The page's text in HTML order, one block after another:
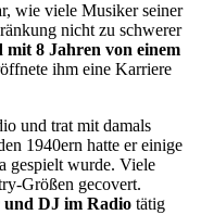
wie viele Musiker seiner
nicht zu schwerer
8 Jahren von einem
ihm eine Karriere
und trat mit damals
1940ern hatte er einige
gespielt wurde. Viele
Größen gecovert.
DJ im Radio tätig